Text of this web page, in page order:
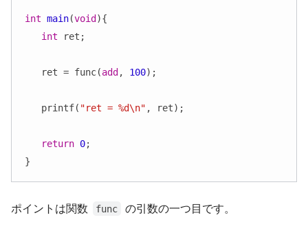
int main(void ){
int ret;
   ret = func(
add , 100);
   printf(
"ret = %d\n" , ret);
return 0;
}
ポイントは関数 func の引数の一つ目です。